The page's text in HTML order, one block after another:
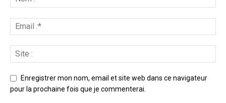
Enregistrer mon nom, email et site web dans ce navigateur
pour la prochaine fois que je commenterai.